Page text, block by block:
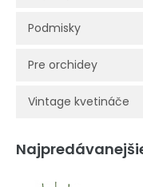
Podmisky
Pre orchidey
Vintage kvetináče